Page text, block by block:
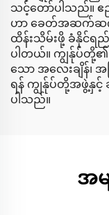
သင့်တော်ပါသည်။
ဟာ ခေတ်အဆက်ဆက်
ထိန်းသိမ်းဖို့ ခံနိုင်ရည်
ပါတယ်။ ကျွန်ုပ်တို့
သော အလေးချိန်၊ အ
ရန် ကျွန်ုပ်တို့အဖွဲ့နှ
ပါသည်။
အမ